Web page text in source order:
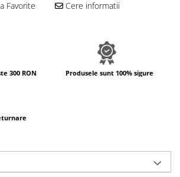
Favorite Cere informatii
300 RON Produsele sunt 100% sigure